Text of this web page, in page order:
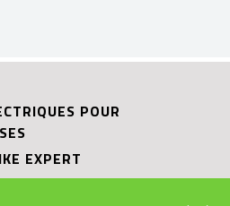
POUR
EXPERT
CENTER